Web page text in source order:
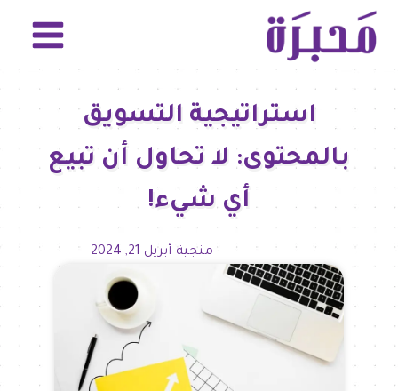
استراتيجية التسويق
بالمحتوى: لا تحاول أن تبيع
أي شيء!
منجية أبريل 21, 2024